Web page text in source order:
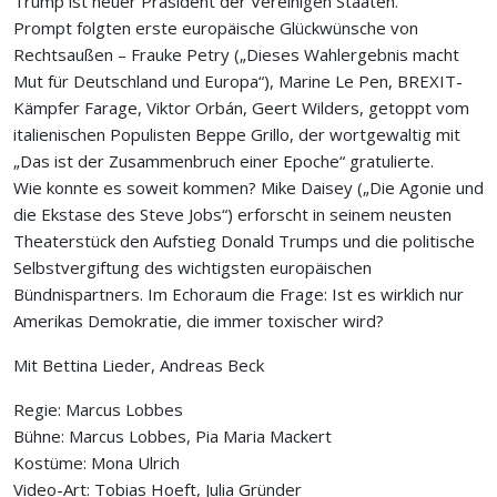
Prompt folgten erste europäische Glückwünsche von
Rechtsaußen – Frauke Petry („Dieses Wahlergebnis macht
Mut für Deutschland und Europa“), Marine Le Pen, BREXIT-
Kämpfer Farage, Viktor Orbán, Geert Wilders, getoppt vom
italienischen Populisten Beppe Grillo, der wortgewaltig mit
„Das ist der Zusammenbruch einer Epoche“ gratulierte.
Wie konnte es soweit kommen? Mike Daisey („Die Agonie und
die Ekstase des Steve Jobs“) erforscht in seinem neusten
Theaterstück den Aufstieg Donald Trumps und die politische
Selbstvergiftung des wichtigsten europäischen
Bündnispartners. Im Echoraum die Frage: Ist es wirklich nur
Amerikas Demokratie, die immer toxischer wird?
Mit Bettina Lieder, Andreas Beck
Regie: Marcus Lobbes
Bühne: Marcus Lobbes, Pia Maria Mackert
Kostüme: Mona Ulrich
Video-Art: Tobias Hoeft, Julia Gründer